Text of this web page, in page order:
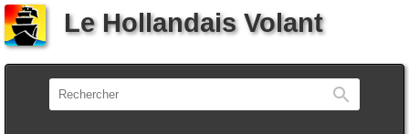
Le Hollandais Volant